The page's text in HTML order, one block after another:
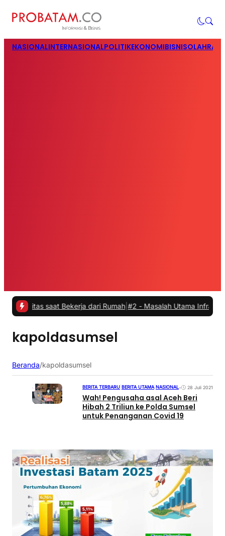
NASIONALINTERNASIONALPOLITIKEKONOMIBISNIS
saat Bekerja dari Rumah |#2 -Masalah Utama Infrastruktur
kapoldasumsel
Beranda/kapoldasumsel
BERITA TERBARU BERITA UTAMA NASIONAL• 28 Juli 2021
Wah! Pengusaha asal Aceh Beri
Hibah 2 Triliun ke Polda Sumsel
untuk Penanganan Covid 19